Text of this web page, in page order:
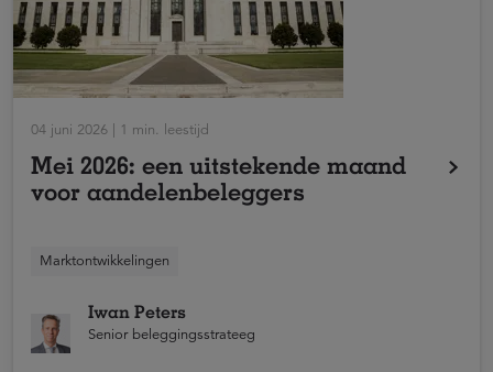
04 juni 2026 | 1 min. leestijd
Mei 2026: een uitstekende maand
voor aandelenbeleggers
Mei 2026 was een uitstekende maand in een toch al
aandelen en opkomende markten en Europese en
Amerikaanse aandelen boekten winst.
Marktontwikkelingen
Iwan Peters
Senior beleggingsstrateeg